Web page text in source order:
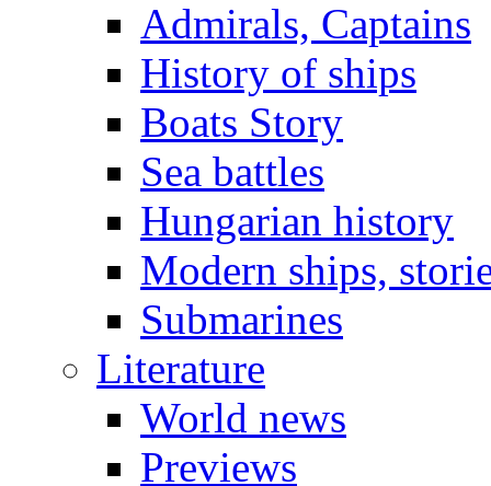
Admirals, Captains
History of ships
Boats Story
Sea battles
Hungarian history
Modern ships,
Submarines
Literature
World news
Previews